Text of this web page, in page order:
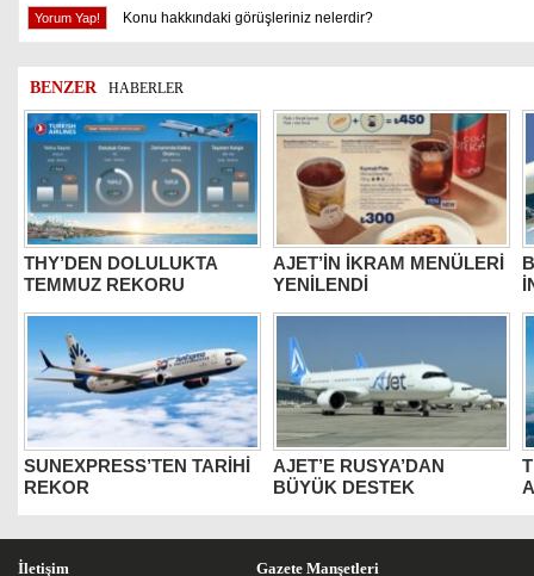
Konu hakkındaki görüşleriniz nelerdir?
BENZER HABERLER
THY’DEN DOLULUKTA
TEMMUZ REKORU
AJET’İN İKRAM MENÜLERİ
YENİLENDİ
SUNEXPRESS’TEN TARİHİ
REKOR
AJET’E RUSYA’DAN
BÜYÜK DESTEK
İletişim Gazete Manşetleri